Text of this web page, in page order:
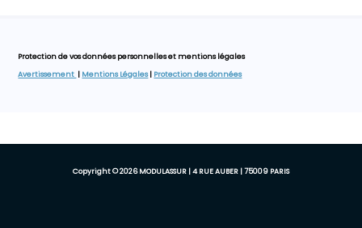
Protection de vos données personnelles et mentions légales
Avertissement | Mentions Légales| Protection des données
Copyright © 2026 MODULASSUR | 4 RUE AUBER | 75009 PARIS